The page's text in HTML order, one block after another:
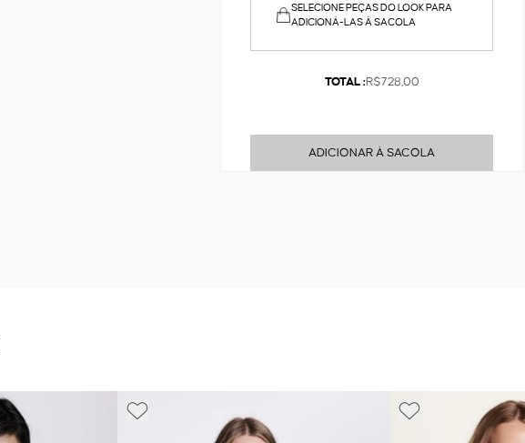
SELECIONE PEÇAS DO LOOK PARA
ADICIONÁ-LAS À SACOLA
TOTAL :R$728,00
ADICIONAR À SACOLA